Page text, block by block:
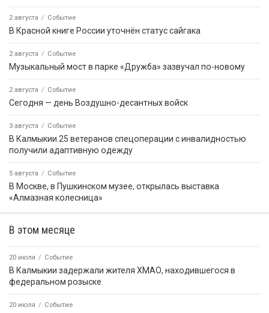
2 августа Событие
В Красной книге России уточнён статус сайгака
2 августа Событие
Музыкальный мост в парке «Дружба» зазвучал по-новому
2 августа Событие
Сегодня — день Воздушно-десантных войск
3 августа Событие
В Калмыкии 25 ветеранов спецоперации с инвалидностью
получили адаптивную одежду
5 августа Событие
В Москве, в Пушкинском музее, открылась выставка
«Алмазная колесница»
В этом месяце
20 июля Событие
В Калмыкии задержали жителя ХМАО, находившегося в
федеральном розыске
20 июля Событие